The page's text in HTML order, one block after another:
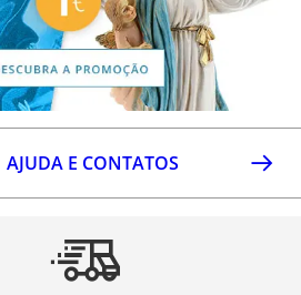
AJUDA E CONTATOS